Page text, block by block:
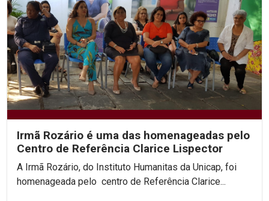
Irmã Rozário é uma das homenageadas pelo
Centro de Referência Clarice Lispector
A Irmã Rozário, do Instituto Humanitas da Unicap, foi
homenageada pelo centro de Referência Clarice...